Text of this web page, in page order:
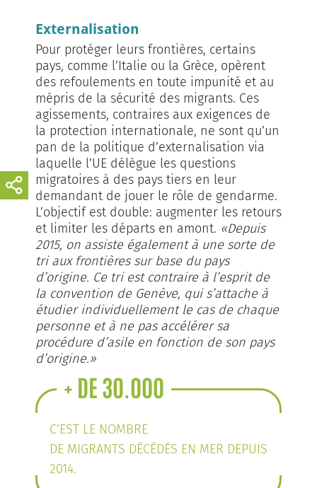
Externalisation
Pour protéger leurs frontières, certains
pays, comme l’Italie ou la Grèce, opèrent
des refoulements en toute impunité et au
mépris de la sécurité des migrants. Ces
agissements, contraires aux exigences de
la protection internationale, ne sont qu’un
pan de la politique d’externalisation via
laquelle l’UE délègue les questions
migratoires à des pays tiers en leur
demandant de jouer le rôle de gendarme.
L’objectif est double: augmenter les retours
et limiter les départs en amont. «Depuis
2015, on assiste également à une sorte de
tri aux frontières sur base du pays
d’origine. Ce tri est contraire à l’esprit de
la convention de Genève, qui s’attache à
étudier individuellement le cas de chaque
personne et à ne pas accélérer sa
procédure d’asile en fonction de son pays
d’origine.»
+ DE 30.000
C’EST LE NOMBRE
DE MIGRANTS DÉCÉDÉS EN MER DEPUIS
2014.